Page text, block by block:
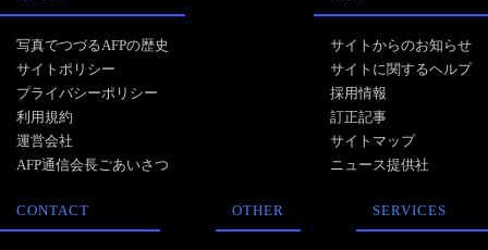
写真でつづるAFPの歴史
サイトポリシー
プライバシーポリシー
利用規約
運営会社
AFP通信会長ごあいさつ
サイトからのお知らせ
サイトに関するヘルプ
採用情報
訂正記事
サイトマップ
ニュース提供社
CONTACT OTHER SERVICES